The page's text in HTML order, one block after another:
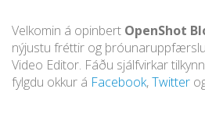
Velkomin á opinbert OpenShot
nýjustu fréttir og
Video Editor. Fáðu sjálfvirkar
fylgdu okkur á Facebook,Twitter